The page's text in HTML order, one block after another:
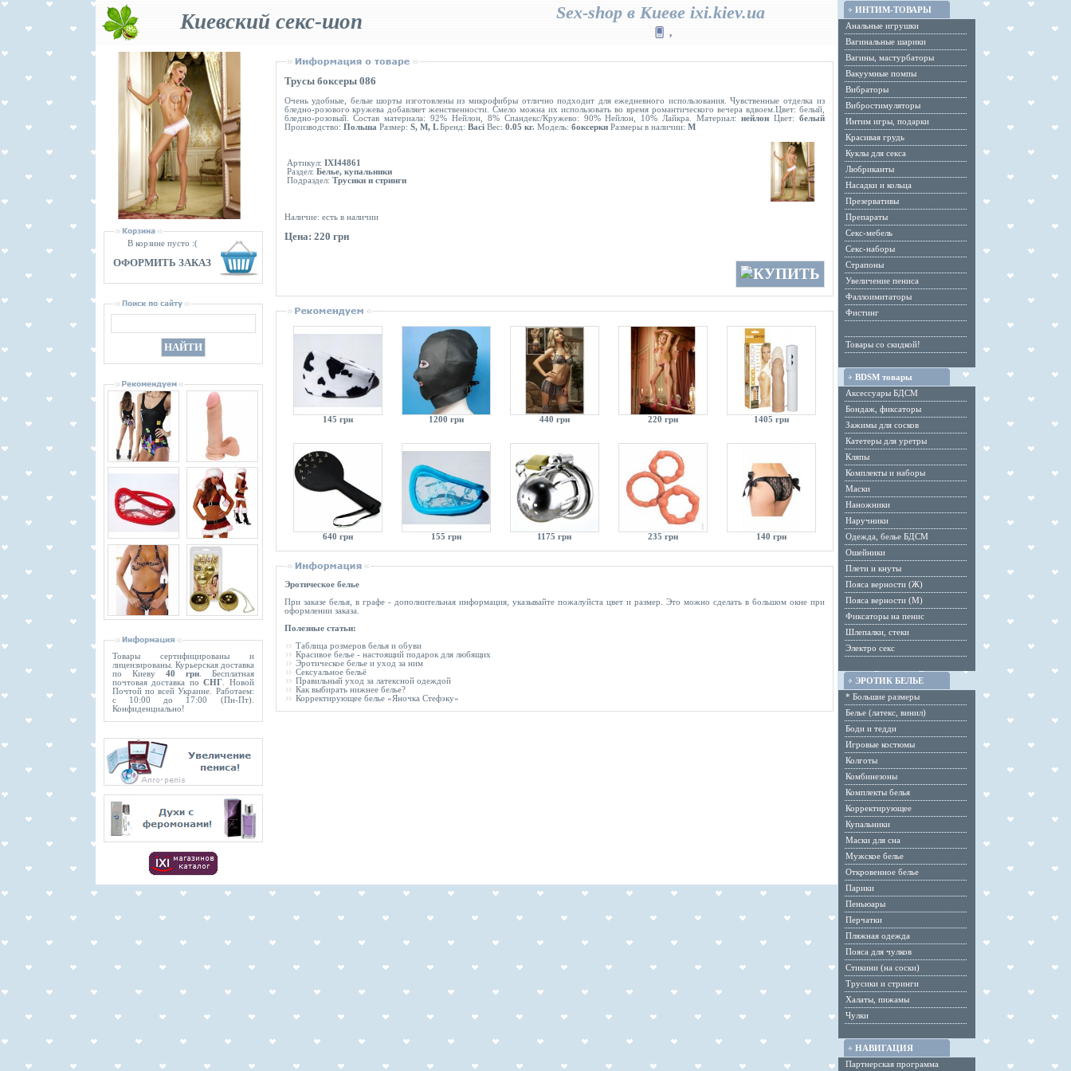
Киевский секс-шоп Sex-shop в Киеве ixi.kiev.ua
,
В корзине пусто :(
ОФОРМИТЬ ЗАКАЗ
Товары сертифицированы и
лицензированы. Курьерская доставка
по Киеву 40 грн. Бесплатная
почтовая доставка по СНГ . Новой
Почтой по всей Украине. Работаем:
с 10:00 до 17:00 (Пн-Пт).
Конфиденциально!
Трусы боксеры 086
Очень удобные, белые шорты изготовлены из микрофибры отлично подходит для ежедневного использования. Чувственные отделка из
бледно-розового кружева добавляет женственности. Смело можна их использовать во время романтического вечера вдвоем.Цвет: белый,
бледно-розовый. Состав материала: 92% Нейлон, 8% Спандекс/Кружево: 90% Нейлон, 10% Лайкра. Материал: нейлон Цвет: белый
Производство: Польша Размер: S, M, LБренд: Baci Вес: 0.05 кг. Модель: боксерки Размеры в наличии: M
Артикул: IXI44861
Раздел: Белье, купальники
Подраздел: Трусики и стринги
Наличие: есть в наличии
Цена: 220 грн
145 грн 1200 грн 440 грн 220 грн 1405 грн
640 грн 155 грн 1175 грн 235 грн 140 грн
Эротическое белье
При заказе белья, в графе - дополнительная информация, указывайте пожалуйста цвет и размер. Это можно сделать в большом окне при
оформлении заказа.
Полезные статьи:
Таблица розмеров белья и обуви
Красивое белье - настоящий подарок для любящих
Эротическое белье и уход за ним
Сексуальное бельё
Правильный уход за латексной одеждой
Как выбирать нижнее белье?
Корректирующее белье «Яночка Стефэку»
ИНТИМ-ТОВАРЫ
Анальные игрушки
Вагинальные шарики
Вагины, мастурбаторы
Вакуумные помпы
Вибраторы
Вибростимуляторы
Интим игры, подарки
Красивая грудь
Куклы для секса
Любриканты
Насадки и кольца
Презервативы
Препараты
Секс-мебель
Секс-наборы
Страпоны
Увеличение пениса
Фаллоимитаторы
Фистинг
Товары со скидкой!
BDSM товары
Аксессуары БДСМ
Бондаж, фиксаторы
Зажимы для сосков
Катетеры для уретры
Кляпы
Комплекты и наборы
Маски
Наножники
Наручники
Одежда, белье БДСМ
Ошейники
Плети и кнуты
Пояса верности (Ж)
Пояса верности (М)
Фиксаторы на пенис
Шлепалки, стеки
Электро секс
ЭРОТИК БЕЛЬЕ
* Большие размеры
Белье (латекс, винил)
Боди и тедди
Игровые костюмы
Колготы
Комбинезоны
Комплекты белья
Корректирующее
Купальники
Маски для сна
Мужское белье
Откровенное белье
Парики
Пеньюары
Перчатки
Пляжная одежда
Пояса для чулков
Стикини (на соски)
Трусики и стринги
Халаты, пижамы
Чулки
НАВИГАЦИЯ
Партнерская программа